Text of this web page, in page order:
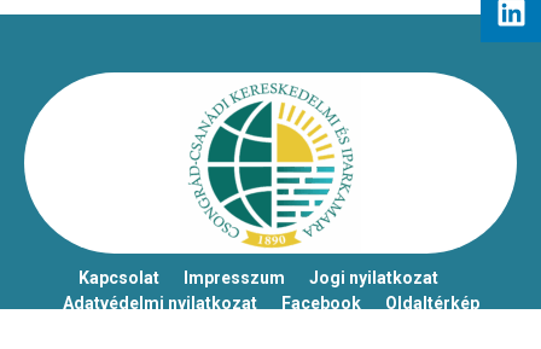
Kapcsolat Impresszum
Jogi nyilatkozat
Adatvédelmi nyilatkozat
Facebook Oldaltérkép